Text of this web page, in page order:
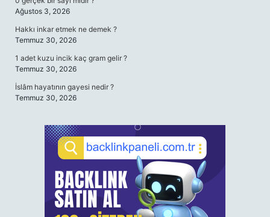
Ağustos 3, 2026
Hakkı inkar etmek ne demek ?
Temmuz 30, 2026
1 adet kuzu incik kaç gram gelir ?
Temmuz 30, 2026
İslâm hayatının gayesi nedir ?
Temmuz 30, 2026